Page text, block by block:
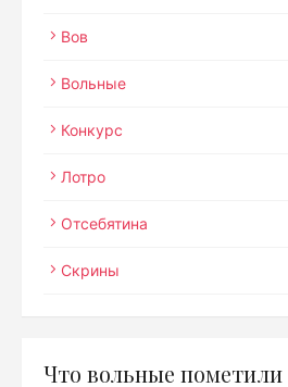
Вов
Вольные
Конкурс
Лотро
Отсебятина
Скрины
Что вольные пометили